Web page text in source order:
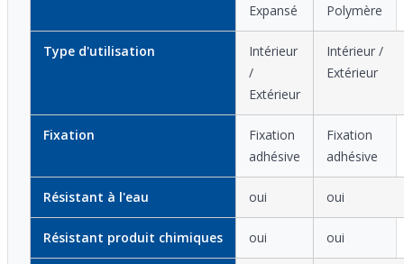
Expansé
Polymère
Type d'utilisation
Intérieur
/
Extérieur
Intérieur /
Extérieur
Fixation
Fixation
adhésive
Fixation
adhésive
Résistant à l'eau oui oui
Résistant produit chimiques oui oui